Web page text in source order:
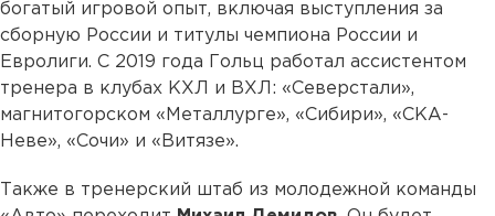
богатый игровой опыт, включая выступления за
сборную России и титулы чемпиона России и
Евролиги. С 2019 года Гольц работал ассистентом
тренера в клубах КХЛ и ВХЛ: «Северстали»,
магнитогорском «Металлурге», «Сибири», «СКА-
Неве», «Сочи» и «Витязе».
Также в тренерский штаб из молодежной команды